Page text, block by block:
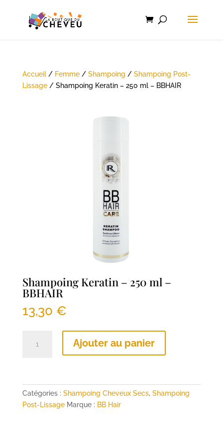
Accueil/ Femme/ Shampoing / Shampoing Post-
Lissage/ Shampoing Keratin – 250 ml – BBHAIR
Shampoing Keratin – 250 ml –
BBHAIR
13,30 €
250
ml
Ajouter au panier
Catégories : Shampoing Cheveux Secs, Shampoing
Post-Lissage Marque : BB Hair